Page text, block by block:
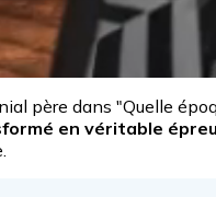
père dans "Quelle
en véritable